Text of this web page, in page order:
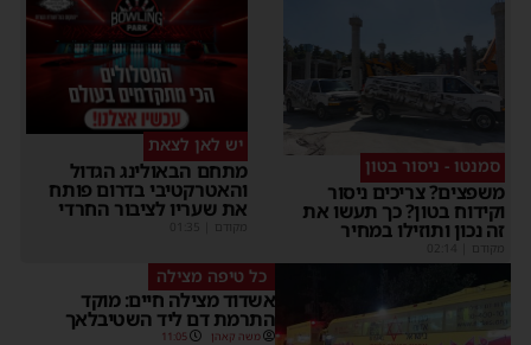
סמנטו - ניסור בטון
משפצים? צריכים ניסור
וקידוח בטון? כך תעשו את
זה נכון ותוזילו במחיר
מקודם
יש לאן לצאת
מתחם הבאולינג הגדול
והאטרקטיבי בדרום פותח
את שעריו לציבור החרדי
מקודם
כל טיפה מצילה
אשדוד מצילה חיים: מוקד
התרמת דם ליד השטיבלאך
משה קאהן 11:05